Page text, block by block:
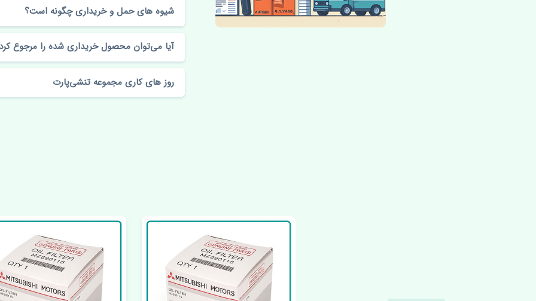
شیوه های حمل و خریداری چگونه است؟
آیا می‌توان محصول خریداری شده را مرجوع
روز های کاری مجموعه تنشی‌پارت